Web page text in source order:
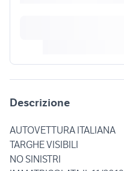
Descrizione
AUTOVETTURA ITALIANA
TARGHE VISIBILI
NO SINISTRI